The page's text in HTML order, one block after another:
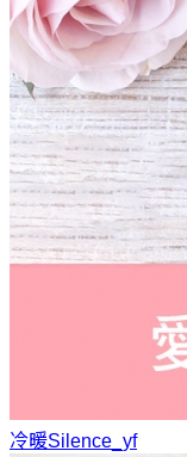
冷暖Silence_yf